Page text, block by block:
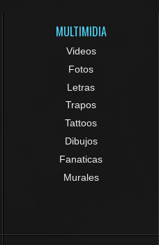
MULTIMIDIA
Videos
Fotos
Letras
Trapos
Tattoos
Dibujos
Fanaticas
Murales